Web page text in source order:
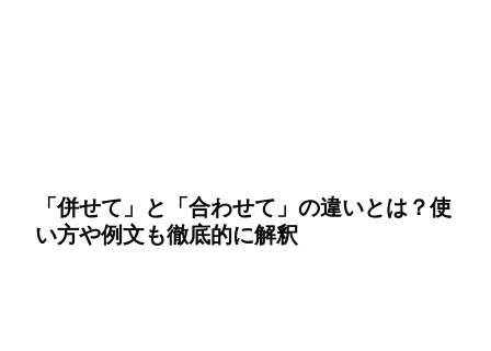
「併せて」と「合わせて」の違いとは？使
い方や例文も徹底的に解釈